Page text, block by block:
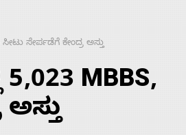
ಸೇರ್ಪಡೆಗೆ ಕೇಂದ್ರ ಅಸ್ತು
MBBS,